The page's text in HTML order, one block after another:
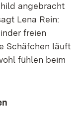
angebracht
Lena Rein:
freien
Schäfchen läuft
fühlen beim